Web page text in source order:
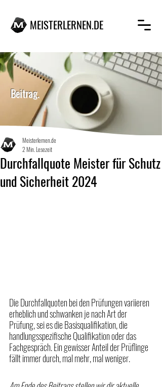
MEISTERLERNEN.DE
MEISTERLERNEN.DE
Beitrag.
Durchfallquote Meister für Schutz
und Sicherheit 2024
Meisterlernen.de
2 Min. Lesezeit
Die Durchfallquoten bei den Prüfungen variieren
erheblich und schwanken je nach Art der
Prüfung, sei es die Basisqualifikation, die
handlungsspezifische Qualifikation oder das
Fachgespräch. Ein gewisser Anteil der Prüflinge
fällt immer durch, mal mehr, mal weniger.